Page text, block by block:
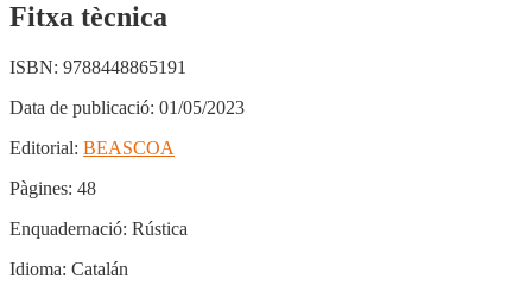
Fitxa tècnica
ISBN: 9788448865191
Data de publicació: 01/05/2023
Editorial: BEASCOA
Pàgines: 48
Enquadernació: Rústica
Idioma: Catalán